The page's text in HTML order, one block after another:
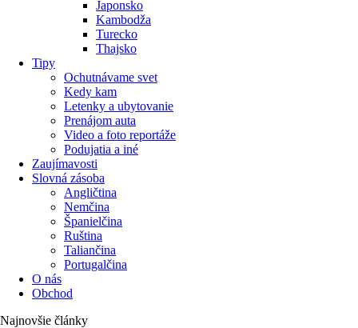
Japonsko
Kambodža
Turecko
Thajsko
Tipy
Ochutnávame svet
Kedy kam
Letenky a ubytovanie
Prenájom auta
Video a foto reportáže
Podujatia a iné
Zaujímavosti
Slovná zásoba
Angličtina
Nemčina
Španielčina
Ruština
Taliančina
Portugalčina
O nás
Obchod
Najnovšie články